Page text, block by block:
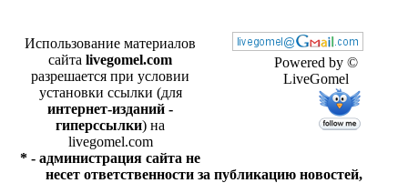
Powered by ©
LiveGomel
Использование материалов
сайта livegomel.com
разрешается при условии
установки ссылки (для
интернет-изданий -
гиперссылки) на
livegomel.com
* - администрация сайта не
несет ответственности за публикацию новостей,